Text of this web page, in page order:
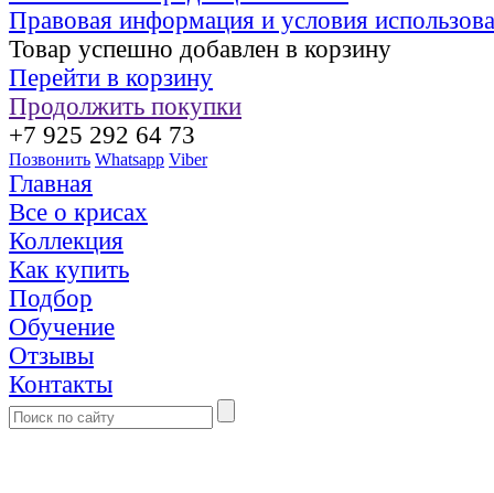
Правовая информация и условия
Товар успешно добавлен в корзину
Перейти в корзину
Продолжить покупки
+7 925 292 64 73
Позвонить Whatsapp Viber
Главная
Все о крисах
Коллекция
Как купить
Подбор
Обучение
Отзывы
Контакты